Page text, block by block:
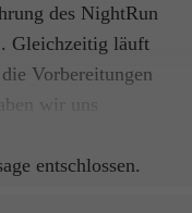
des NightRun
Gleichzeitig läuft
Vorbereitungen
wir uns
zu einer
entschlossen.